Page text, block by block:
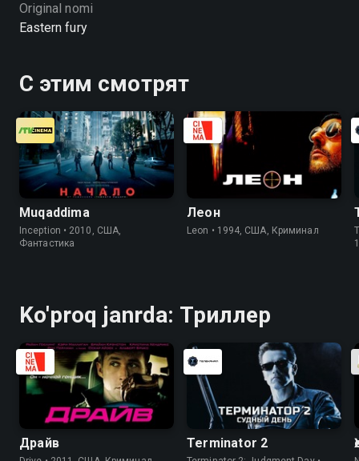
Original nomi
Eastern fury
С этим смотрят
Muqaddima
Inception • 2010, США,
Фантастика
Леон
Leon • 1994, США, Криминал
Ko'proq janrda: Триллер
Драйв Terminator 2